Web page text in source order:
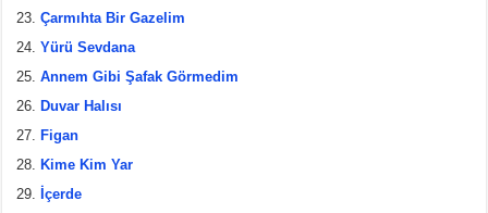
Çarmıhta Bir Gazelim
Yürü Sevdana
Annem Gibi Şafak Görmedim
Duvar Halısı
Figan
Kime Kim Yar
İçerde